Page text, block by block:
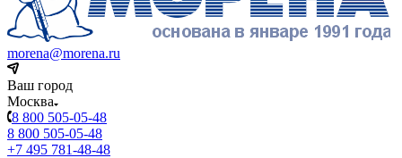
morena@morena.ru
Ваш город
Москва
8 800 505-05-48
8 800 505-05-48
+7 495 781-48-48